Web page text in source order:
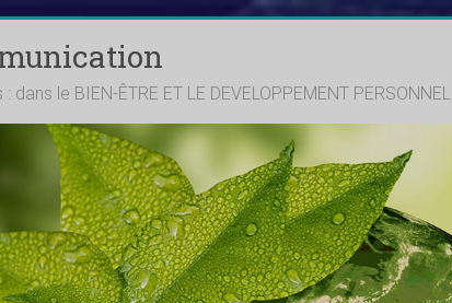
le BIEN-ÊTRE ET LE DEVELOPPEMENT PERSONNEL